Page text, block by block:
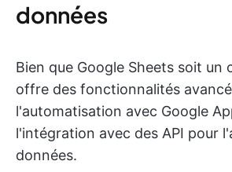
données
Bien que Google Sheets soit un
offre des fonctionnalités
l'automatisation avec Google
l'intégration avec des API pour
données.